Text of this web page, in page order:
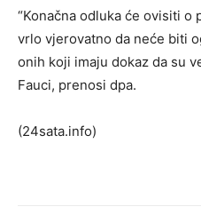
“Konačna odluka će ovisiti o
vrlo vjerovatno da neće biti
onih koji imaju dokaz da su
Fauci, prenosi dpa.
(24sata.info)